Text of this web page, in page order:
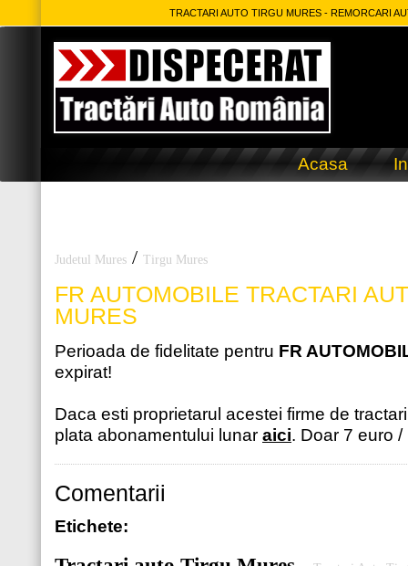
TRACTARI AUTO TIRGU MURES - REMORCARI
Acasa
Judetul Mures / Tirgu Mures
FR AUTOMOBILE TRACTARI
MURES
Perioada de fidelitate pentru FR
expirat!
Daca esti proprietarul acestei firme de
plata abonamentului lunar aici. Doar 7 euro /
Comentarii
Etichete: